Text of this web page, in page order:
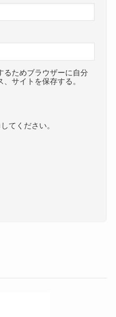
るためブラウザーに自分
サイトを保存する。
てください。